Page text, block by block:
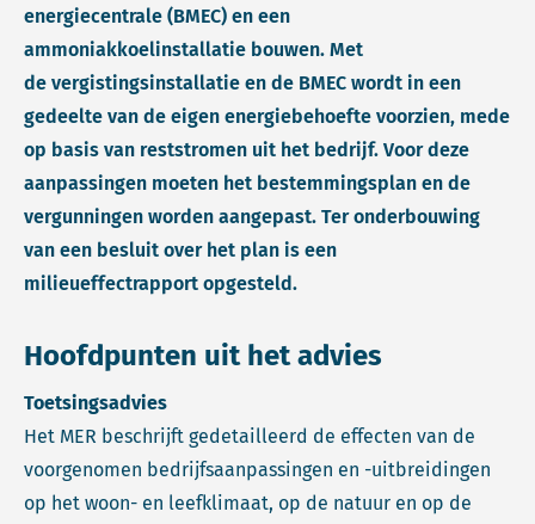
energiecentrale (BMEC) en een
ammoniakkoelinstallatie bouwen. Met
de vergistingsinstallatie en de BMEC wordt in een
gedeelte van de eigen energiebehoefte voorzien, mede
op basis van reststromen uit het bedrijf. Voor deze
aanpassingen moeten het bestemmingsplan en de
vergunningen worden aangepast. Ter onderbouwing
van een besluit over het plan is een
milieueffectrapport opgesteld.
Hoofdpunten uit het advies
Toetsingsadvies
Het MER beschrijft gedetailleerd de effecten van de
voorgenomen bedrijfsaanpassingen en -uitbreidingen
op het woon- en leefklimaat, op de natuur en op de